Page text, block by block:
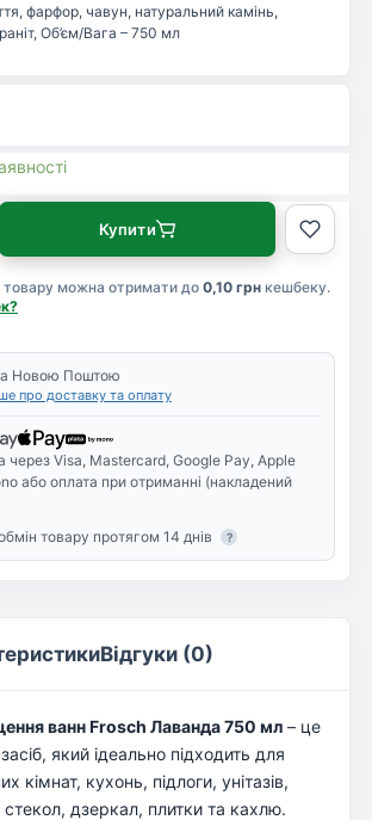
фарфор, чавун, натуральний камінь,
Об’єм/Вага – 750 мл
товару можна отримати до 0,10 грн кешбеку.
Купити
Новою Поштою
про доставку та оплату
через Visa, Mastercard, Google Pay, Apple
або оплата при отриманні (накладений
товару протягом 14 днів
?
Відгуки (0)
ванн Frosch Лаванда 750 мл – це
який ідеально підходить для
кімнат, кухонь, підлоги, унітазів,
дзеркал, плитки та кахлю.